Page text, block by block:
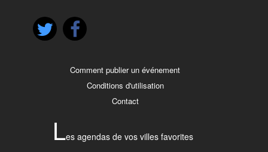
Comment publier un événement
Conditions d'utilisation
Contact
Les agendas de vos villes favorites